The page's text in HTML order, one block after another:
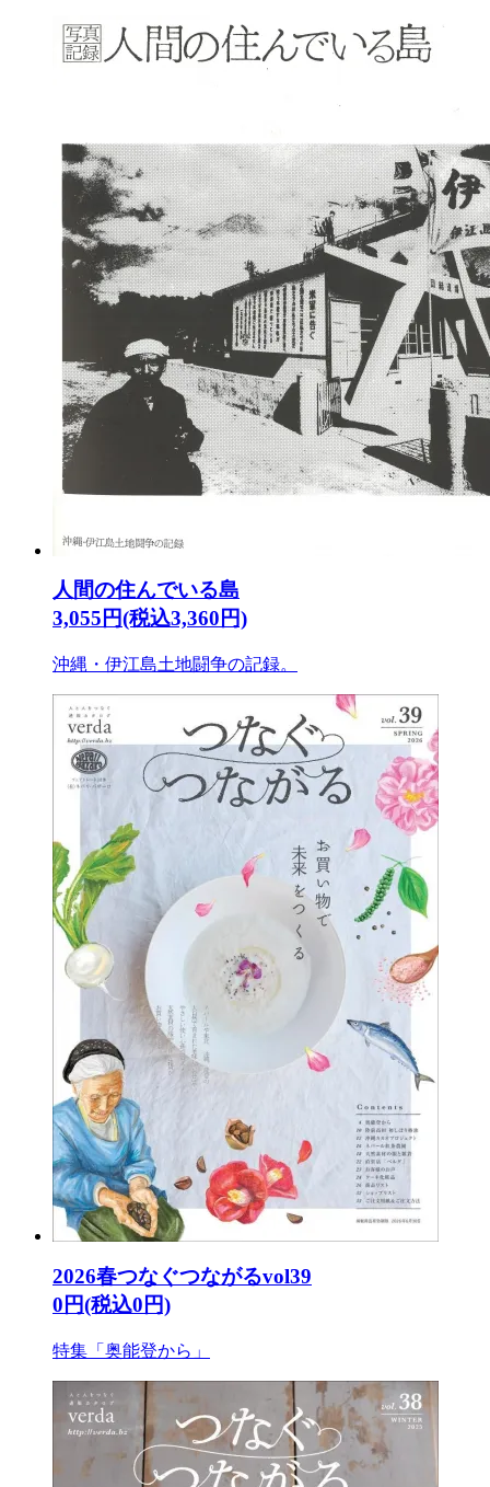
人間の住んでいる島
3,055円(税込3,360円)
沖縄・伊江島土地闘争の記録。
2026春つなぐつながるvol39
0円(税込0円)
特集「奥能登から」